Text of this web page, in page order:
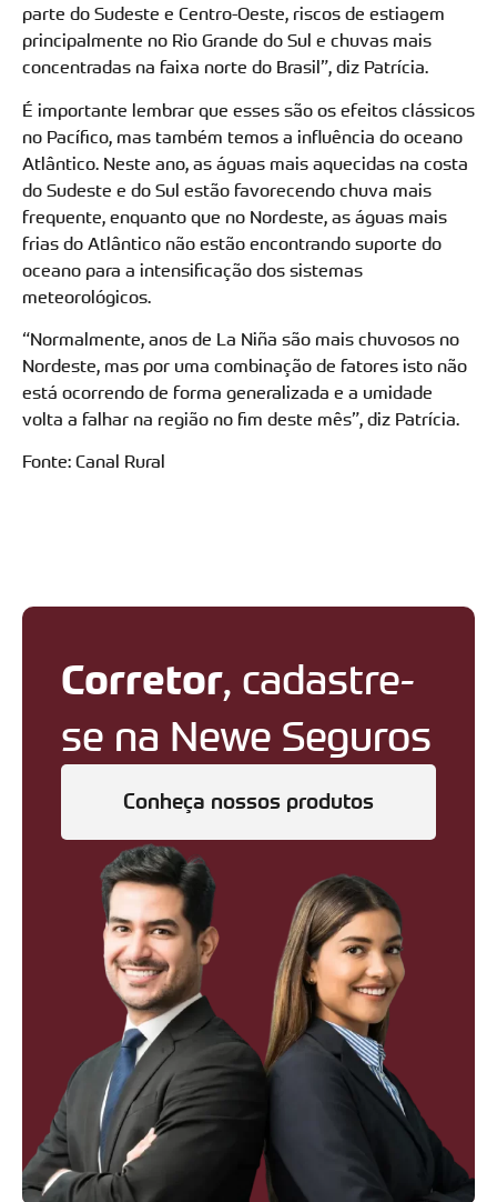
parte do Sudeste e Centro-Oeste, riscos de estiagem
principalmente no Rio Grande do Sul e chuvas mais
concentradas na faixa norte do Brasil”, diz Patrícia.
É importante lembrar que esses são os efeitos clássicos
no Pacífico, mas também temos a influência do oceano
Atlântico. Neste ano, as águas mais aquecidas na costa
do Sudeste e do Sul estão favorecendo chuva mais
frequente, enquanto que no Nordeste, as águas mais
frias do Atlântico não estão encontrando suporte do
oceano para a intensificação dos sistemas
meteorológicos.
“Normalmente, anos de La Niña são mais chuvosos no
Nordeste, mas por uma combinação de fatores isto não
está ocorrendo de forma generalizada e a umidade
volta a falhar na região no fim deste mês”, diz Patrícia.
Fonte: Canal Rural
Corretor, cadastre-
se na Newe Seguros
Conheça nossos produtos